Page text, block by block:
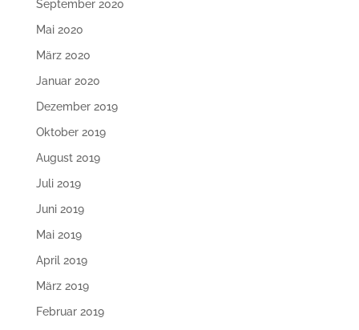
September 2020
Mai 2020
März 2020
Januar 2020
Dezember 2019
Oktober 2019
August 2019
Juli 2019
Juni 2019
Mai 2019
April 2019
März 2019
Februar 2019